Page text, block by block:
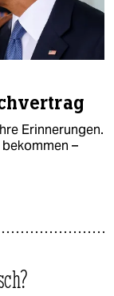
Erinnerungen.
–